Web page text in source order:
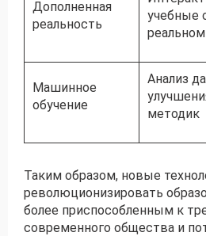
Дополненная
реальность
учебные
Машинное
обучение
Анализ
методик
Таким образом, новые
революционизировать
более приспособленным к
современного общества и